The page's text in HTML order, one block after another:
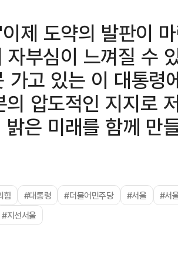
제 도약의 발판이
부심이 느껴질 수
가고 있는 이 대통령
의 압도적인 지지로
밝은 미래를 함께 만
힘 #대통령 #더불어민주당 #서울
#서
#지선서울